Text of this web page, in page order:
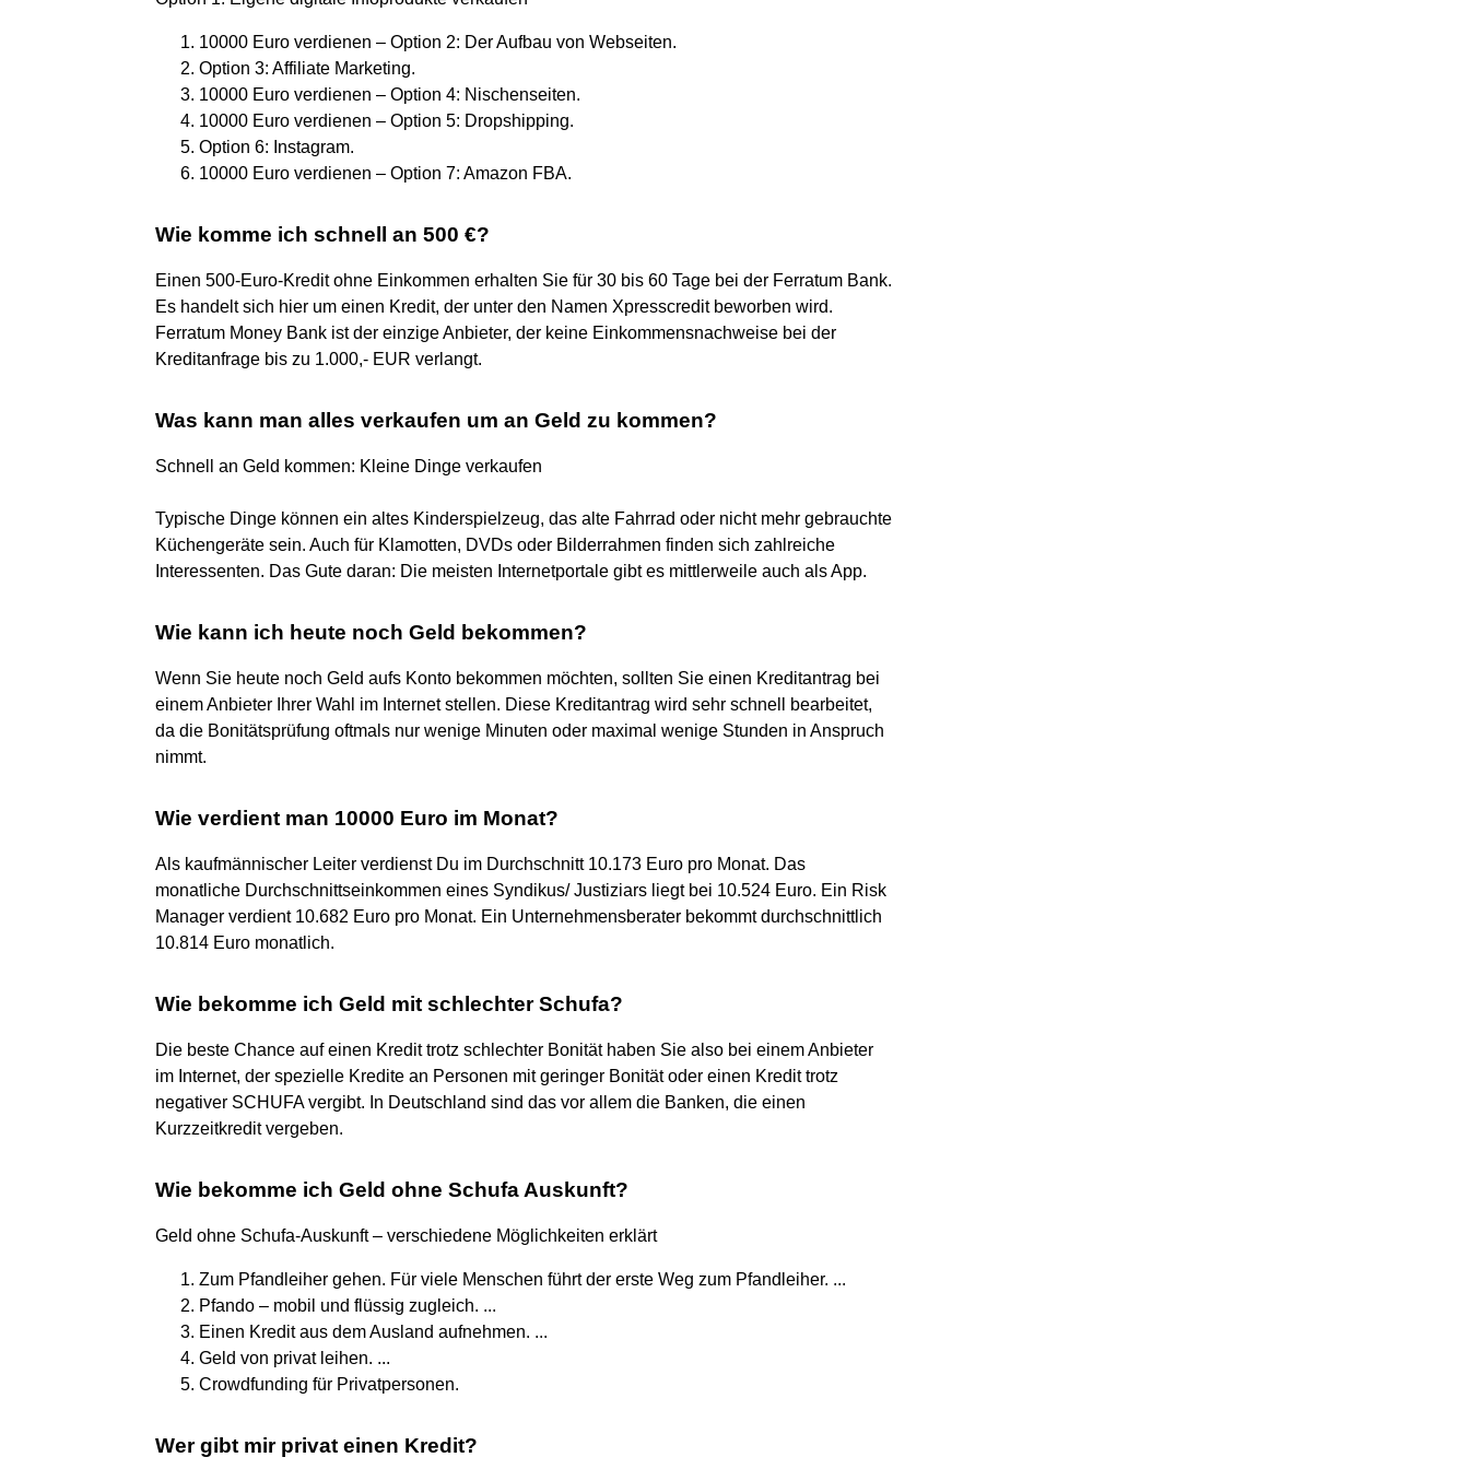
10000 Euro verdienen – Option 2: Der Aufbau von Webseiten.
Option 3: Affiliate Marketing.
10000 Euro verdienen – Option 4: Nischenseiten.
10000 Euro verdienen – Option 5: Dropshipping.
Option 6: Instagram.
10000 Euro verdienen – Option 7: Amazon FBA.
Wie komme ich schnell an 500 €?
Einen 500-Euro-Kredit ohne Einkommen erhalten Sie für 30 bis 60 Tage bei der Ferratum Bank.
Es handelt sich hier um einen Kredit, der unter den Namen Xpresscredit beworben wird.
Ferratum Money Bank ist der einzige Anbieter, der keine Einkommensnachweise bei der
Kreditanfrage bis zu 1.000,- EUR verlangt.
Was kann man alles verkaufen um an Geld zu kommen?
Schnell an Geld kommen: Kleine Dinge verkaufen
Typische Dinge können ein altes Kinderspielzeug, das alte Fahrrad oder nicht mehr gebrauchte
Küchengeräte sein. Auch für Klamotten, DVDs oder Bilderrahmen finden sich zahlreiche
Interessenten. Das Gute daran: Die meisten Internetportale gibt es mittlerweile auch als App.
Wie kann ich heute noch Geld bekommen?
Wenn Sie heute noch Geld aufs Konto bekommen möchten, sollten Sie einen Kreditantrag bei
einem Anbieter Ihrer Wahl im Internet stellen. Diese Kreditantrag wird sehr schnell bearbeitet,
da die Bonitätsprüfung oftmals nur wenige Minuten oder maximal wenige Stunden in Anspruch
nimmt.
Wie verdient man 10000 Euro im Monat?
Als kaufmännischer Leiter verdienst Du im Durchschnitt 10.173 Euro pro Monat. Das
monatliche Durchschnittseinkommen eines Syndikus/ Justiziars liegt bei 10.524 Euro. Ein Risk
Manager verdient 10.682 Euro pro Monat. Ein Unternehmensberater bekommt durchschnittlich
10.814 Euro monatlich.
Wie bekomme ich Geld mit schlechter Schufa?
Die beste Chance auf einen Kredit trotz schlechter Bonität haben Sie also bei einem Anbieter
im Internet, der spezielle Kredite an Personen mit geringer Bonität oder einen Kredit trotz
negativer SCHUFA vergibt. In Deutschland sind das vor allem die Banken, die einen
Kurzzeitkredit vergeben.
Wie bekomme ich Geld ohne Schufa Auskunft?
Geld ohne Schufa-Auskunft – verschiedene Möglichkeiten erklärt
Zum Pfandleiher gehen. Für viele Menschen führt der erste Weg zum Pfandleiher. ...
Pfando – mobil und flüssig zugleich. ...
Einen Kredit aus dem Ausland aufnehmen. ...
Geld von privat leihen. ...
Crowdfunding für Privatpersonen.
Wer gibt mir privat einen Kredit?